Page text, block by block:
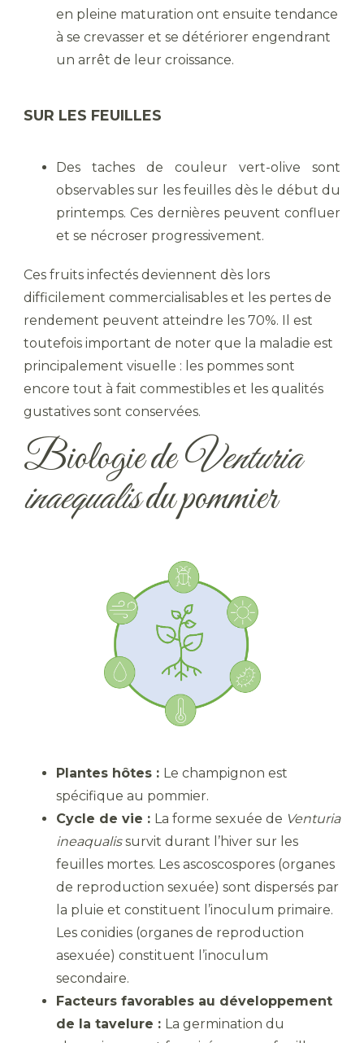
en pleine maturation ont ensuite tendance
à se crevasser et se détériorer engendrant
un arrêt de leur croissance.
SUR LES FEUILLES
Des taches de couleur vert-olive sont
observables sur les feuilles dès le début du
printemps. Ces dernières peuvent confluer
et se nécroser progressivement.
Ces fruits infectés deviennent dès lors
difficilement commercialisables et les pertes de
rendement peuvent atteindre les 70%. Il est
toutefois important de noter que la maladie est
principalement visuelle : les pommes sont
encore tout à fait commestibles et les qualités
gustatives sont conservées.
Biologie deVenturia
inaequalisdu pommier
Plantes hôtes : Le champignon est
spécifique au pommier.
Cycle de vie : La forme sexuée de Venturia
ineaqualissurvit durant l’hiver sur les
feuilles mortes. Les ascoscospores (organes
de reproduction sexuée) sont dispersés par
la pluie et constituent l’inoculum primaire.
Les conidies (organes de reproduction
asexuée) constituent l’inoculum
secondaire.
Facteurs favorables au développement
de la tavelure : La germination du